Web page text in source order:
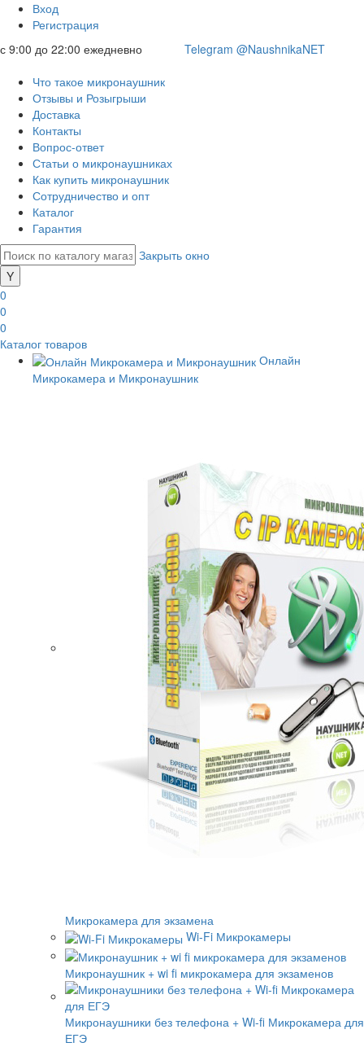
Вход
Регистрация
с 9:00 до 22:00 ежедневно
Telegram @NaushnikaNET
Что такое микронаушник
Отзывы и Розыгрыши
Доставка
Контакты
Вопрос-ответ
Статьи о микронаушниках
Как купить микронаушник
Сотрудничество и опт
Каталог
Гарантия
Закрыть окно
0
0
0
Каталог товаров
Онлайн
Микрокамера и Микронаушник
Микрокамера для экзамена
Wi-Fi Микрокамеры
Микронаушник + wi fi микрокамера для экзаменов
Микронаушники без телефона + Wi-fi Микрокамера для
ЕГЭ